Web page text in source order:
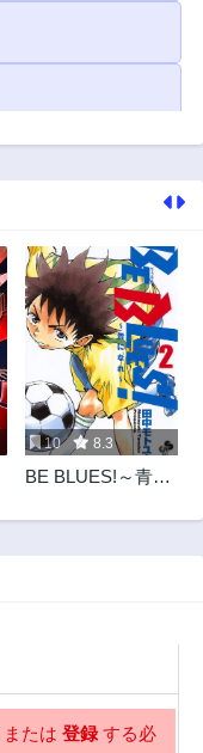
10 8.3
BE BLUES!～青に
または 登録する必